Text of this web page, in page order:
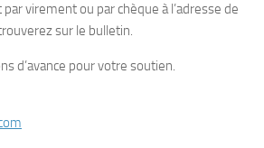
virement ou par chèque à l’adresse de
sur le bulletin.
d’avance pour votre soutien.